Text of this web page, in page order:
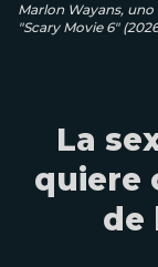
Marlon Wayans,
"Scary Movie 6"
La
quiere
de